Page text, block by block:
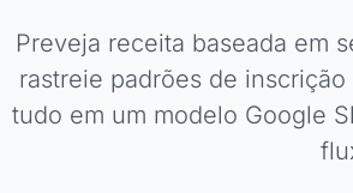
Preveja receita baseada em
rastreie padrões de
tudo em um modelo Google